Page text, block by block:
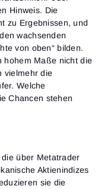
Hinweis. Die
zu Ergebnissen, und
wachsenden
von oben“ bilden.
hohem Maße nicht die
vielmehr die
Welche
Chancen stehen
über Metatrader
Aktienindizes
sie die